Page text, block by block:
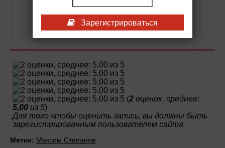
Публикации: 9770
Регистрация: 08-06-2017
(2 оценок, среднее:
5,00 из 5)
Для того чтобы оценить запись, вы должны быть
зарегистрированным пользователем сайта.
Метки: Максим Степанов
Зарегистрироваться